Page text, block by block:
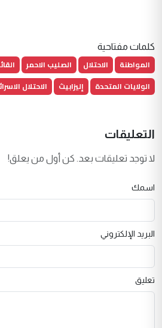
كلمات مفتاحية
المواطنة الاحتلال الصليب الاحمر
الولايات المتحدة
إليزابيث الاحتلال
التعليقات
لا توجد تعليقات بعد. كن أول من يعلق!
اسمك
البريد الإلكتروني
تعليق